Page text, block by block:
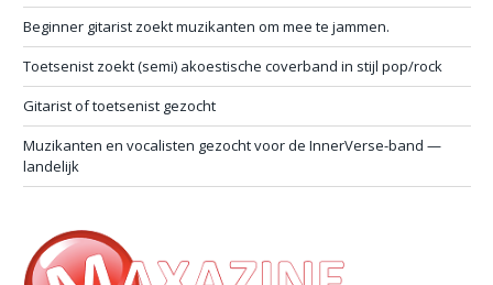
Beginner gitarist zoekt muzikanten om mee te jammen.
Toetsenist zoekt (semi) akoestische coverband in stijl pop/rock
Gitarist of toetsenist gezocht
Muzikanten en vocalisten gezocht voor de InnerVerse-band —
landelijk